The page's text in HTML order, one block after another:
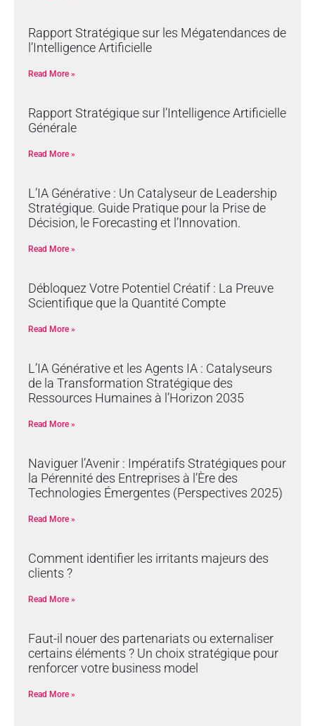
Rapport Stratégique sur les Mégatendances de
l’Intelligence Artificielle
Read More »
Rapport Stratégique sur l’Intelligence Artificielle
Générale
Read More »
L’IA Générative : Un Catalyseur de Leadership
Stratégique. Guide Pratique pour la Prise de
Décision, le Forecasting et l’Innovation.
Read More »
Débloquez Votre Potentiel Créatif : La Preuve
Scientifique que la Quantité Compte
Read More »
L’IA Générative et les Agents IA : Catalyseurs
de la Transformation Stratégique des
Ressources Humaines à l’Horizon 2035
Read More »
Naviguer l’Avenir : Impératifs Stratégiques pour
la Pérennité des Entreprises à l’Ère des
Technologies Émergentes (Perspectives 2025)
Read More »
Comment identifier les irritants majeurs des
clients ?
Read More »
Faut-il nouer des partenariats ou externaliser
certains éléments ? Un choix stratégique pour
renforcer votre business model
Read More »